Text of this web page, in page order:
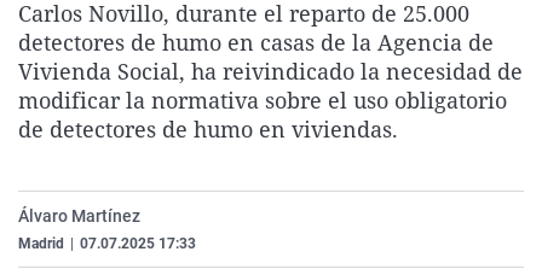
La rosa de los vientos
Gente viajera
Como el perro y el
Caso
Retornados
Equipo de
Extremadura
Galicia
La Rioja
País Vasco
Virales
Televisión
Elecciones
Carlos Novillo, durante el reparto de 25.000
detectores de humo en casas de la Agencia de
Vivienda Social, ha reivindicado la necesidad de
modificar la normativa sobre el uso obligatorio
de detectores de humo en viviendas.
Álvaro Martínez
Madrid 07.07.2025 17:33